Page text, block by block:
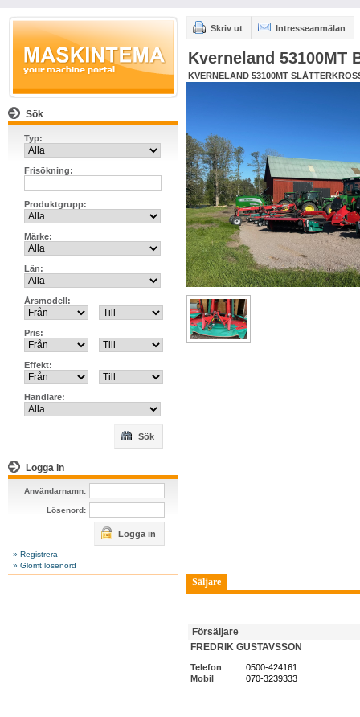
Sök
Typ:
Frisökning:
Produktgrupp:
Märke:
Län:
Årsmodell:
Pris:
Effekt:
Handlare:
Sök
Logga in
Användarnamn:
Lösenord:
Logga in
» Registrera
» Glömt lösenord
Skriv ut Intresseanmälan
Kverneland 53100MT
KVERNELAND 53100MT
Säljare
Försäljare
FREDRIK GUSTAVSSON
Telefon
0500-424161
Mobil
070-3239333